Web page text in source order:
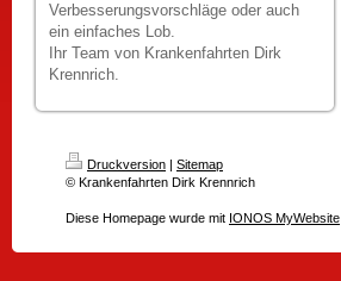
Verbesserungsvorschläge oder auch
ein einfaches Lob.
Ihr Team von Krankenfahrten Dirk
Krennrich.
Druckversion | Sitemap
© Krankenfahrten Dirk Krennrich
Diese Homepage wurde mit IONOS MyWebsite